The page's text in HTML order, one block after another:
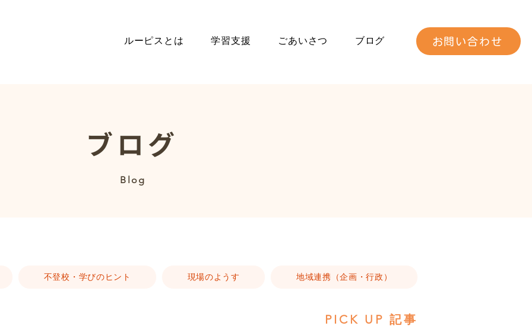
ルーピスとは 学習支援 ごあいさつ ブログ お問い合わせ
​ブログ
​Blog
不登校・学びのヒント 現場のようす 地域連携（企画・行政）
PICK UP 記事